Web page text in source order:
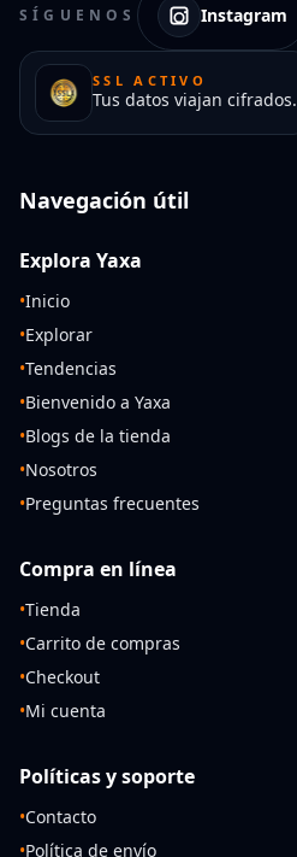
SÍGUENOS Instagram
SSL ACTIVO
Tus datos viajan cifrados.
Navegación útil
Explora Yaxa
•Inicio
•Explorar
•Tendencias
•Bienvenido a Yaxa
•Blogs de la tienda
•Nosotros
•Preguntas frecuentes
Compra en línea
•Tienda
•Carrito de compras
•Checkout
•Mi cuenta
Políticas y soporte
•Contacto
•Política de envío